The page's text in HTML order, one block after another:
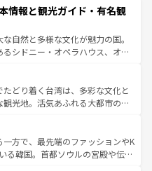
、音楽と美食が融合した独特の
リカの各地域で異なる魅力を楽
豊かな歴史を感じることができ
リップや列車の旅も、アメリカ
、定番の観光地といえばオアフ
るならマウイ島やカウアイ島が
ーンに輝く海をはじめ、豊かな
。「アロハスピリット」と呼ば
ードやハワイアンミュージッ
ど、すべてがハワイの魅力を彩
しい発見と感動が待っているハ
情報と観光ガイド・有名観
自然と多様な文化が魅力の国。
シドニー・オペラハウス、オー
そびえるウルル（エアーズロッ
原生林やケアンズの熱帯雨林な
また、カフェやワイン、オージ
実しており、サーフィンやダイ
アウトドア好きにはたまらな
な魅力を存分に味わいつくそ
どり着く台湾は、多彩な文化と
光地。活気あふれる大都市の台
ある台湾東部など、都市の喧騒
おり、訪れる人に新しい発見と
また、奥深い台湾の食文化も魅
方で、最先端のファッションやK
る韓国。首都ソウルの宮殿や伝統